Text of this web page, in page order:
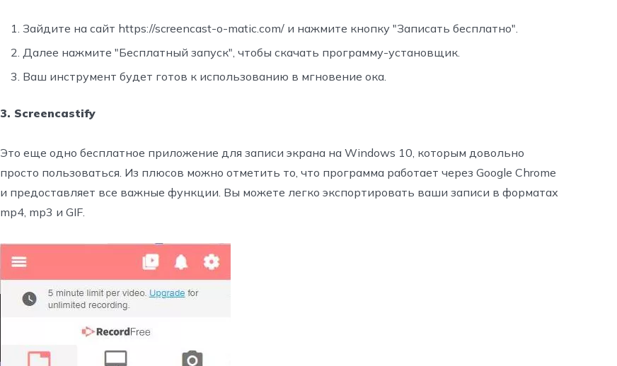
Зайдите на сайт https://screencast-o-matic.com/ и нажмите кнопку "Записать бесплатно".
Далее нажмите "Бесплатный запуск", чтобы скачать программу-установщик.
Ваш инструмент будет готов к использованию в мгновение ока.
3. Screencastify
Это еще одно бесплатное приложение для записи экрана на Windows 10, которым довольно
просто пользоваться. Из плюсов можно отметить то, что программа работает через Google Chrome
и предоставляет все важные функции. Вы можете легко экспортировать ваши записи в форматах
mp4, mp3 и GIF.